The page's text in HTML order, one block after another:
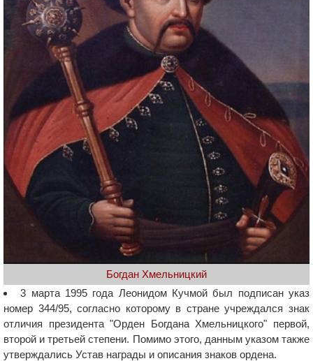
Богдан Хмельницкий
3 марта 1995 года Леонидом Кучмой был подписан указ
номер 344/95, согласно которому в стране учреждался знак
отличия президента "Орден Богдана Хмельницкого" первой,
второй и третьей степени. Помимо этого, данным указом также
утверждались Устав награды и описания знаков ордена.